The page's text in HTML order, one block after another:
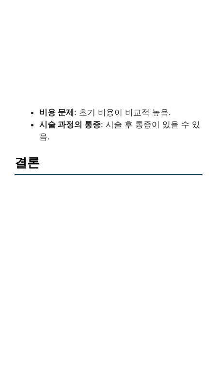
비용 문제 : 초기 비용이 비교적 높음.
시술 과정의 통증: 시술 후 통증이 있을 수 있
음.
결론